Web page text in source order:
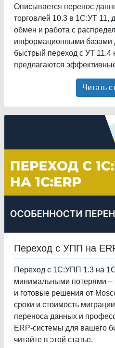
Описывается перенос
торговлей 10.3 в 1С:УТ 11,
обмен и работа с
информационными базами
быстрый переход с УТ 11.4
предлагаются
Читать
Переход с УПП на
Переход с 1С:УПП 1.3 на
минимальными потерями –
и готовые решения от
сроки и стоимость
переноса данных и
ERP-системы для вашего
читайте в этой статье.